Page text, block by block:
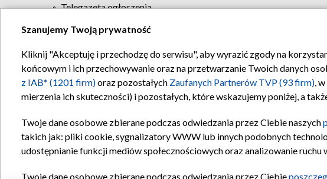
Telegazeta ogłoszenia
Regulamin TVP Polityka
Szanujemy Twoją prywatność
Kliknij "Akceptuję i przechodzę do serwisu", aby wyrazić zgody na
końcowym i ich przechowywanie oraz na przetwarzanie Twoich danych
z IAB* (1201 firm)oraz pozostałych Zaufanych Partnerów TVP (93 firm),
mierzenia ich skuteczności) i pozostałych, które wskazujemy poniżej, a
Twoje dane osobowe zbierane podczas odwiedzania przez Ciebie naszych
takich jak: pliki cookie, sygnalizatory WWW lub innych podobnych
udostępnianie funkcji mediów społecznościowych oraz analizowanie ruchu
Twoje dane osobowe zbierane podczas odwiedzania przez Ciebie